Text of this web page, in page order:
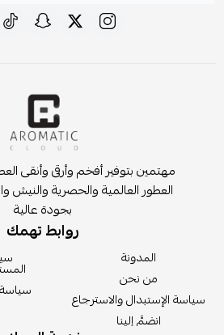
مهتمين بتوفير أفخم وأرقى وأنقى
العطور العالمية والحصرية والنيش
بجودة عالية
روابط تهمك
المدونة
من نحن
سياسة الإستبدال والاسترجاع
انضمَّ إلينا